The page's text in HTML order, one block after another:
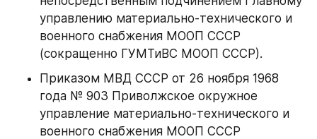
управлению материально-технического и
военного снабжения МООП СССР
(сокращенно ГУМТиВС МООП СССР).
Приказом МВД СССР от 26 ноября 1968
года № 903 Приволжское окружное
управление материально-технического и
военного снабжения МООП СССР